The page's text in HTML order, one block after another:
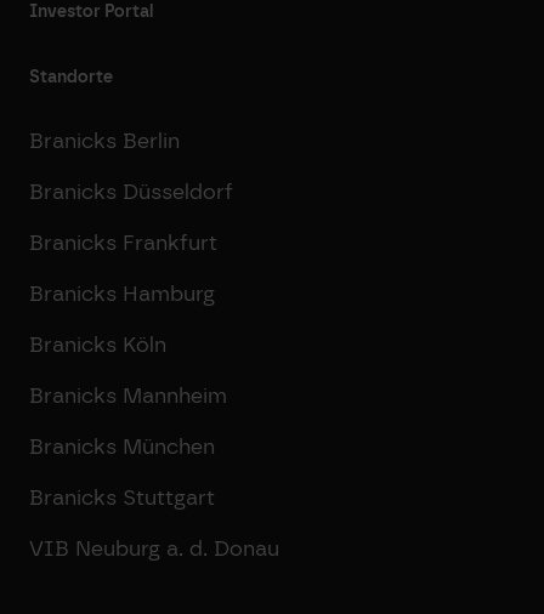
Investor Portal
Standorte
Branicks Berlin
Branicks Düsseldorf
Branicks Frankfurt
Branicks Hamburg
Branicks Köln
Branicks Mannheim
Branicks München
Branicks Stuttgart
VIB Neuburg a. d. Donau